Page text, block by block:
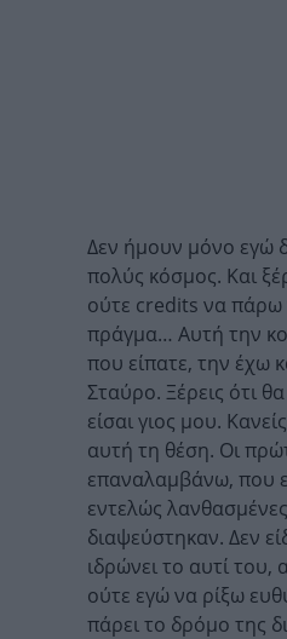
Δεν ήμουν μόνο εγώ
πολύς κόσμος. Και
ούτε credits να πάρω
πράγμα… Αυτή την
που είπατε, την έχω
Σταύρο. Ξέρεις ότι
είσαι γιος μου.
αυτή τη θέση. Οι
επαναλαμβάνω, που
εντελώς
διαψεύστηκαν. Δεν
ιδρώνει το αυτί του,
ούτε εγώ να ρίξω
πάρει το δρόμο της